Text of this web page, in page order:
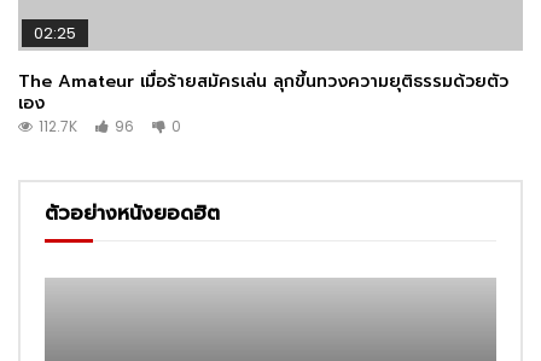
02:25
The Amateur เมื่อร้ายสมัครเล่น ลุกขึ้นทวงความยุติธรรมด้วยตัว
เอง
112.7K 96 0
ตัวอย่างหนังยอดฮิต